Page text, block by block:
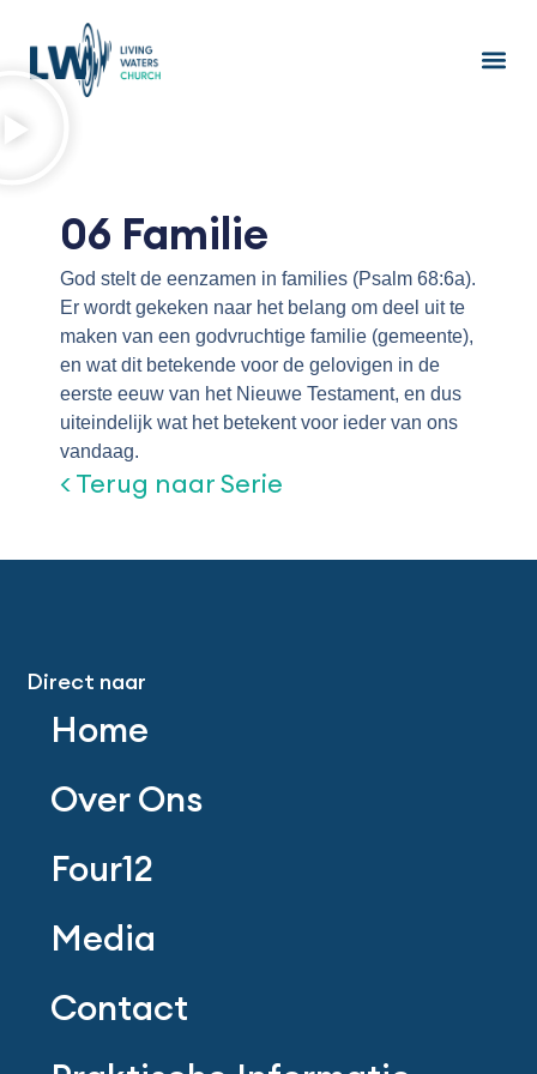
naar
06 Familie
God stelt de eenzamen in families (Psalm 68:6a).
Er wordt gekeken naar het belang om deel uit te
maken van een godvruchtige familie (gemeente),
en wat dit betekende voor de gelovigen in de
eerste eeuw van het Nieuwe Testament, en dus
uiteindelijk wat het betekent voor ieder van ons
vandaag.
< Terug naar Serie
Direct naar
Home
Over Ons
Four12
Media
Contact